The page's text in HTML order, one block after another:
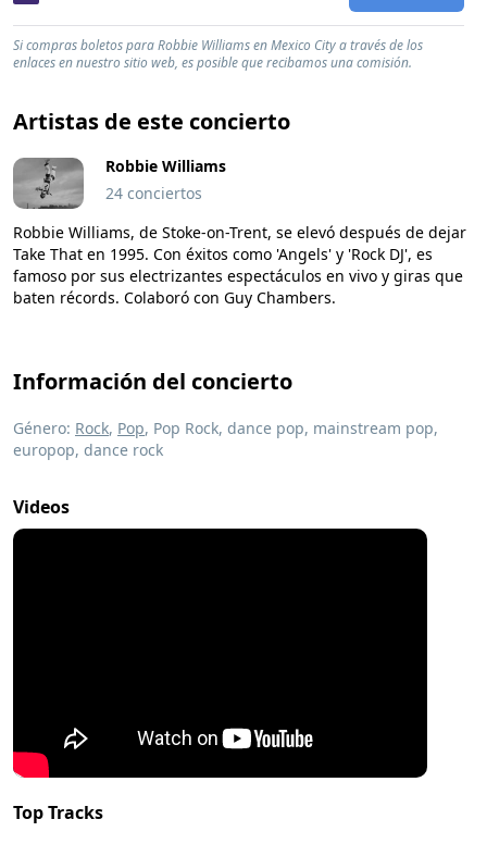
Si compras boletos para Robbie Williams en Mexico City a través de los
enlaces en nuestro sitio web, es posible que recibamos una comisión.
Artistas de este concierto
Robbie Williams
24 conciertos
Robbie Williams, de Stoke-on-Trent, se elevó después de dejar
Take That en 1995. Con éxitos como 'Angels' y 'Rock DJ', es
famoso por sus electrizantes espectáculos en vivo y giras que
baten récords. Colaboró con Guy Chambers.
Información del concierto
Género: Rock, Pop, Pop Rock, dance pop, mainstream pop,
europop, dance rock
Videos
Top Tracks